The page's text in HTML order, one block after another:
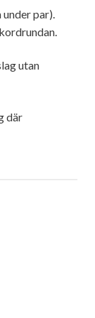
par).
utan
där